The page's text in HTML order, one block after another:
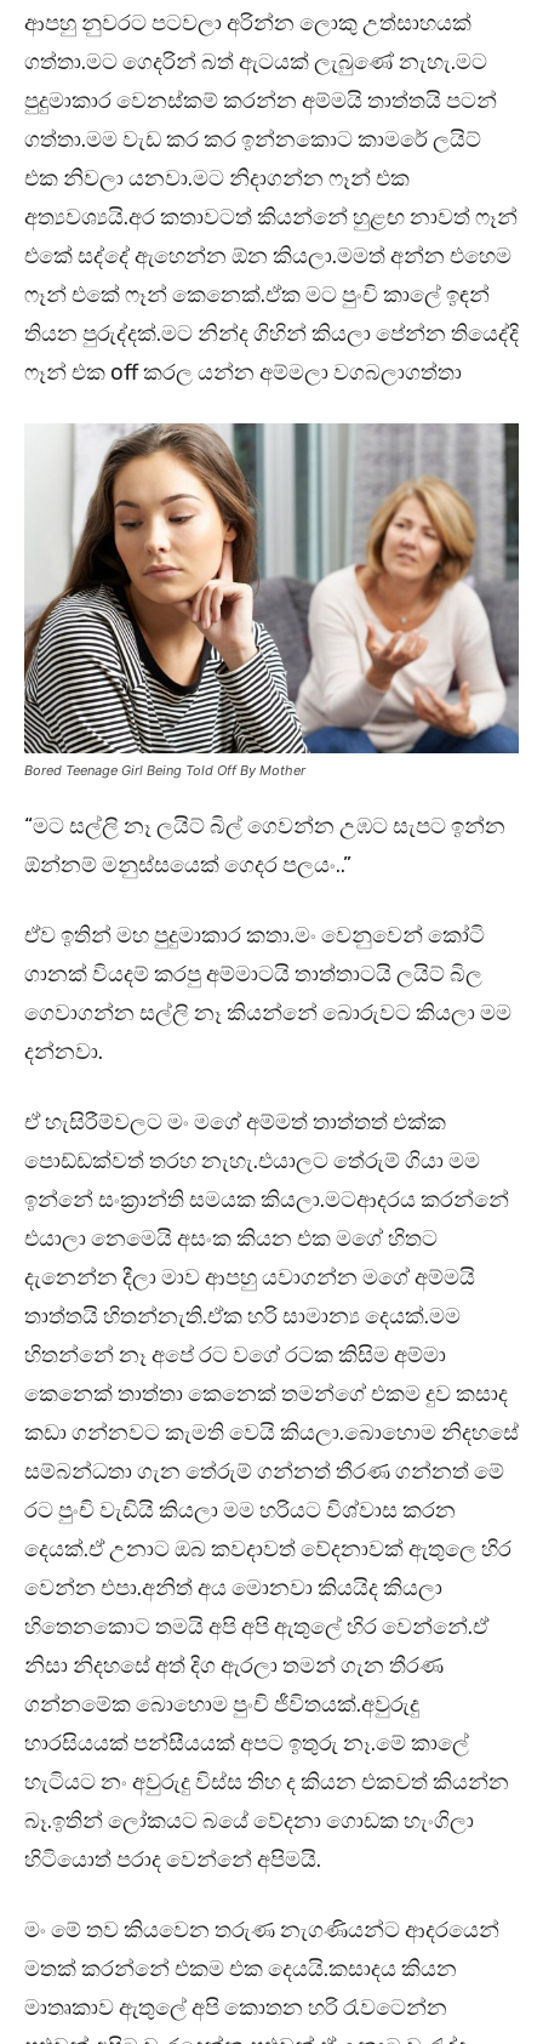
ආපහු නුවරට පටවලා අරින්න ලොකු උත්සාහයක්
ගත්තා.මට ගෙදරින් බත් ඇටයක් ලැබුණේ නැහැ.මට
පුදුමාකාර වෙනස්කම් කරන්න අම්මයි තාත්තයි පටන්
ගත්තා.මම වැඩ කර කර ඉන්නකොට කාමරේ ලයිට්
එක නිවලා යනවා.මට නිදාගන්න ෆෑන් එක
අත්‍යවශ්‍යයි.අර කතාවටත් කියන්නේ හුළඟ නාවත් ෆෑන්
එකේ සද්දේ ඇහෙන්න ඕන කියලා.මමත් අන්න එහෙම
ෆෑන් එකේ ෆෑන් කෙනෙක්.ඒක මට පුංචි කාලේ ඉඳන්
තියන පුරුද්දක්.මට නින්ද ගිහින් කියලා පේන්න තියෙද්දි
ෆෑන් එක off කරල යන්න අම්මලා වගබලාගත්තා
Bored Teenage Girl Being Told Off By Mother
“මට සල්ලි නෑ ලයිට් බිල් ගෙවන්න උඹට සැපට ඉන්න
ඕන්නම් මනුස්සයෙක් ගෙදර පලයං..”
ඒව ඉතින් මහ පුදුමාකාර කතා.මං වෙනුවෙන් කෝටි
ගානක් වියදම් කරපු අම්මාටයි තාත්තාටයි ලයිට් බිල
ගෙවාගන්න සල්ලි නෑ කියන්නේ බොරුවට කියලා මම
දන්නවා.
ඒ හැසිරීම්වලට මං මගේ අම්මත් තාත්තත් එක්ක
පොඩ්ඩක්වත් තරහ නැහැ.එයාලට තේරුම් ගියා මම
ඉන්නේ සංක්‍රාන්ති සමයක කියලා.මටආදරය කරන්නේ
එයාලා නෙමෙයි අසංක කියන එක මගේ හිතට
දැනෙන්න දීලා මාව ආපහු යවාගන්න මගේ අම්මයි
තාත්තයි හිතන්නැති.ඒක හරි සාමාන්‍ය දෙයක්.මම
හිතන්නේ නෑ අපේ රට වගේ රටක කිසිම අම්මා
කෙනෙක් තාත්තා කෙනෙක් තමන්ගේ එකම දුව කසාද
කඩා ගන්නවට කැමති වෙයි කියලා.බොහොම නිදහසේ
සම්බන්ධතා ගැන තේරුම් ගන්නත් තීරණ ගන්නත් මේ
රට පුංචි වැඩියි කියලා මම හරියට විශ්වාස කරන
දෙයක්.ඒ උනාට ඔබ කවදාවත් වේදනාවක් ඇතුලෙ හිර
වෙන්න එපා.අනිත් අය මොනවා කියයිද කියලා
හිතෙනකොට තමයි අපි අපි ඇතුලේ හිර වෙන්නේ.ඒ
නිසා නිදහසේ අත් දිග ඇරලා තමන් ගැන තීරණ
ගන්නමේක බොහොම පුංචි ජීවිතයක්.අවුරුදු
හාරසියයක් පන්සීයයක් අපට ඉතුරු නෑ.මේ කාලේ
හැටියට නං අවුරුදු විස්ස තිහ ද කියන එකවත් කියන්න
බෑ.ඉතින් ලෝකයට බයේ වේදනා ගොඩක හැංගිලා
හිටියොත් පරාද වෙන්නේ අපිමයි.
මං මේ තව කියවෙන තරුණ නැගණියන්ට ආදරයෙන්
මතක් කරන්නේ එකම එක දෙයයි.කසාදය කියන
මාතෘකාව ඇතුලේ අපි කොතන හරි රැවටෙන්න